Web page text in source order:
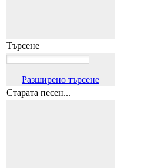
Търсене
Разширено търсене
Старата песен...